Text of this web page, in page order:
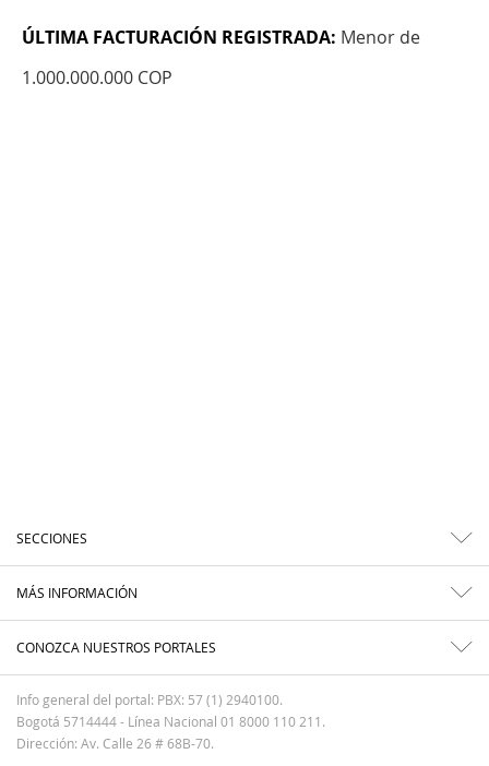
ÚLTIMA FACTURACIÓN REGISTRADA: Menor de
1.000.000.000 COP
SECCIONES
MÁS INFORMACIÓN
CONOZCA NUESTROS PORTALES
Info general del portal: PBX: 57 (1) 2940100.
Bogotá 5714444 - Línea Nacional 01 8000 110 211.
Dirección: Av. Calle 26 # 68B-70.